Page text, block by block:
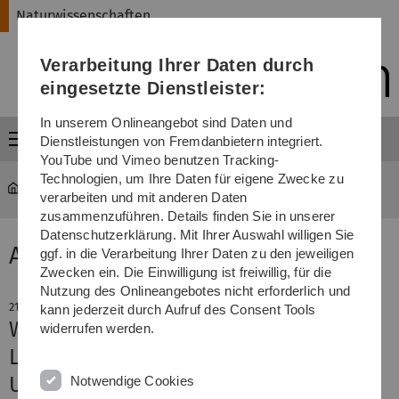
Direkt
Direkt
Direkt
(Sprache,
Drucken,
Media)
Direkt
Direkt
Naturwissenschaften
Menü
Naturwissenschaften
Aktuelle Meldung
21. Oktober 2024
Wildbienen profitieren von Bio-
Landbau
Unterschiede in der
Verarbeitung Ihrer Daten durch
eingesetzte Dienstleister:
In unserem Onlineangebot sind Daten und
Dienstleistungen von Fremdanbietern integriert.
YouTube und Vimeo benutzen Tracking-
Technologien, um Ihre Daten für eigene Zwecke zu
verarbeiten und mit anderen Daten
zusammenzuführen. Details finden Sie in unserer
Datenschutzerklärung. Mit Ihrer Auswahl willigen Sie
ggf. in die Verarbeitung Ihrer Daten zu den jeweiligen
Zwecken ein. Die Einwilligung ist freiwillig, für die
Nutzung des Onlineangebotes nicht erforderlich und
kann jederzeit durch Aufruf des Consent Tools
widerrufen werden.
Notwendige Cookies